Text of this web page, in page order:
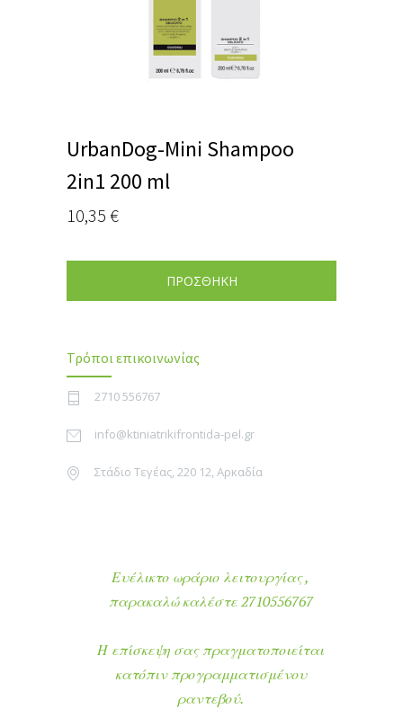
UrbanDog-Mini Shampoo
2in1 200 ml
10,35 €
ΠΡΟΣΘΗΚΗ
Τρόποι επικοινωνίας
2710 556767
info@ktiniatrikifrontida-pel.gr
Στάδιο Τεγέας, 220 12, Αρκαδία
Ευέλικτο ωράριο λειτουργίας ,
παρακαλώ καλέστε 2710556767
Η επίσκεψη σας πραγματοποιείται
κατόπιν προγραμματισμένου
ραντεβού.